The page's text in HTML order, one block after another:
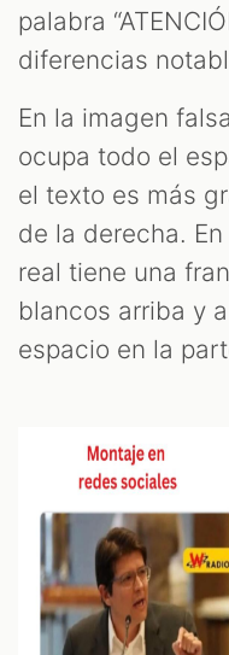
palabra
diferencias
En la imagen
ocupa todo el
el texto es más
de la derecha.
real tiene una
blancos arriba y
espacio en la